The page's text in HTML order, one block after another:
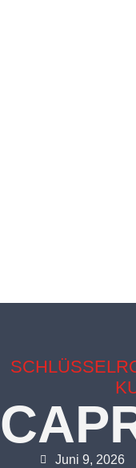
Juni 9, 2026